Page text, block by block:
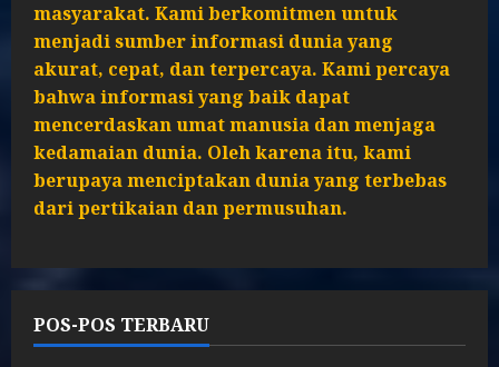
masyarakat. Kami berkomitmen untuk
menjadi sumber informasi dunia yang
akurat, cepat, dan terpercaya. Kami percaya
bahwa informasi yang baik dapat
mencerdaskan umat manusia dan menjaga
kedamaian dunia. Oleh karena itu, kami
berupaya menciptakan dunia yang terbebas
dari pertikaian dan permusuhan.
POS-POS TERBARU